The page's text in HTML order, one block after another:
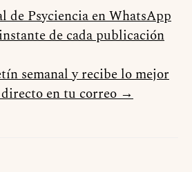
de Psyciencia en WhatsApp
de cada publicación
semanal y recibe lo mejor
directo en tu correo →